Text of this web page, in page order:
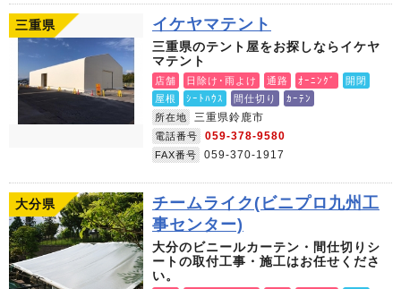
三重県 イケヤマテント
三重県のテント屋をお探しならイケヤ
マテント
店舗 日除け･雨よけ 通路 ｵｰﾆﾝｸﾞ
開閉
屋根
ｼｰﾄﾊｳｽ 間仕切り
ｶｰﾃﾝ
所在地
三重県鈴鹿市
電話番号 059-378-9580
FAX番号 059-370-1917
大分県
チームライク(ビニプロ九州工
事センター)
大分のビニールカーテン・間仕切りシ
ートの取付工事・施工はお任せくださ
い。